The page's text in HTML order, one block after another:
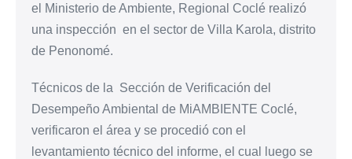
el Ministerio de Ambiente, Regional Coclé realizó
una inspección en el sector de Villa Karola, distrito
de Penonomé.
Técnicos de la Sección de Verificación del
Desempeño Ambiental de MiAMBIENTE Coclé,
verificaron el área y se procedió con el
levantamiento técnico del informe, el cual luego se